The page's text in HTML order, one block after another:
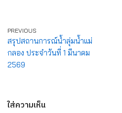
PREVIOUS
สรุปสถานการณ์น้ำลุ่มน้ำแม่
กลอง ประจำวันที่ 1 มีนาคม
2569
ใส่ความเห็น